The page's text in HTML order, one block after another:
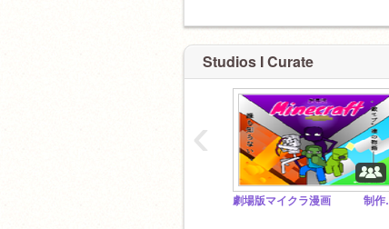
Studios I Curate
劇場版
‹